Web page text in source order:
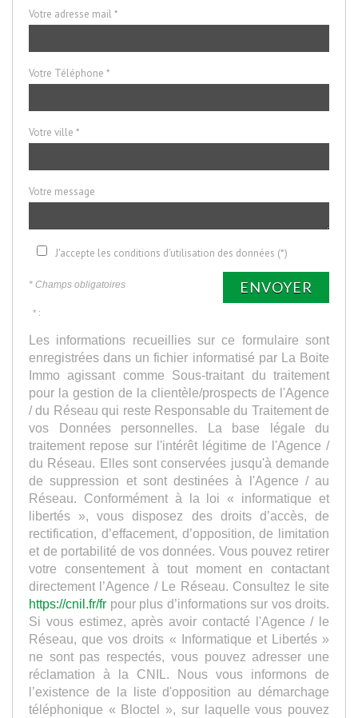
Votre adresse mail *
Votre Téléphone *
Votre ville *
Votre message
J'accepte les conditions d'utilisation des données (*)
* Champs obligatoires ENVOYER
* :
Les informations recueillies sur ce formulaire sont
enregistrées dans un fichier informatisé par La Boite
Immo agissant comme Sous-traitant du traitement
pour la gestion de la clientèle/prospects de l'Agence
/ du Réseau qui reste Responsable du Traitement de
vos Données personnelles. La base légale du
traitement repose sur l'intérêt légitime de l'Agence /
du Réseau. Elles sont conservées jusqu'à demande
de suppression et sont destinées à l'Agence / au
Réseau. Conformément à la loi « informatique et
libertés », vous disposez des droits d’accès, de
rectification, d’effacement, d’opposition, de limitation
et de portabilité de vos données. Vous pouvez retirer
votre consentement à tout moment en contactant
directement l’Agence / Le Réseau. Consultez le site
https://cnil.fr/fr pour plus d’informations sur vos droits.
Si vous estimez, après avoir contacté l'Agence / le
Réseau, que vos droits « Informatique et Libertés »
ne sont pas respectés, vous pouvez adresser une
réclamation à la CNIL. Nous vous informons de
l’existence de la liste d'opposition au démarchage
téléphonique « Bloctel », sur laquelle vous pouvez